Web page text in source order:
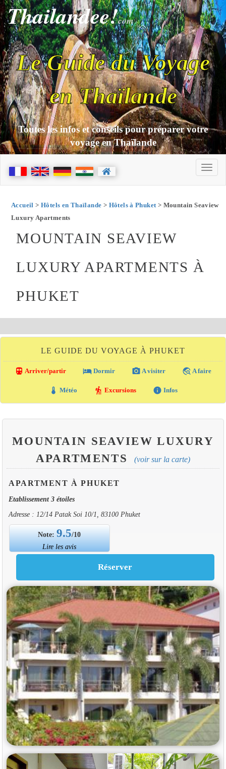
Thailandee!com
Le Guide du Voyage
en Thaïlande
Toutes les infos et conseils pour préparer votre
voyage en Thaïlande
Accueil > Hôtels en Thaïlande > Hôtels à Phuket> Mountain Seaview
Luxury Apartments
MOUNTAIN SEAVIEW
LUXURY APARTMENTS À
PHUKET
LE GUIDE DU VOYAGE À PHUKET
directions_transit Arriver/partir local_hotel Dormir photo_camera A visiter travel_explore A faire
thermostat Météo hiking Excursions info Infos
MOUNTAIN SEAVIEW LUXURY
APARTMENTS
(voir sur la carte)
APARTMENT À PHUKET
Etablissement 3 étoiles
Adresse : 12/14 Patak Soi 10/1, 83100 Phuket
Note:9.5/10
Lire les avis